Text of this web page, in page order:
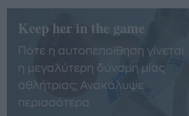
Keep her in the game
Πότε η αυτοπεποίθηση γίνεται
η μεγαλύτερη δύναμη μίας
αθλήτριας; Ανακάλυψε
περισσότερα